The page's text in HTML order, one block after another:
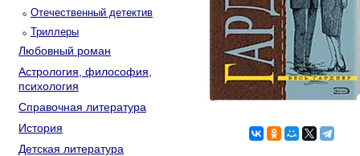
Отечественный детектив
Триллеры
Любовный роман
Астрология, философия,
психология
Справочная литература
История
Детская литература